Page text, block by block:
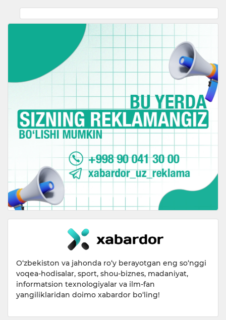
O‘zbekiston va jahonda ro‘y berayotgan eng so‘nggi
voqea-hodisalar, sport, shou-biznes, madaniyat,
informatsion texnologiyalar va ilm-fan
yangiliklaridan doimo xabardor bo‘ling!